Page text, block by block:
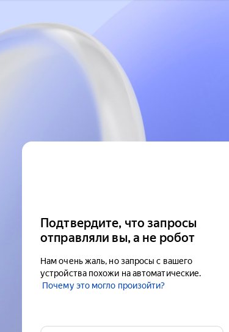
Подтвердите, что запросы
отправляли вы, а не робот
Нам очень жаль, но запросы с вашего
устройства похожи на автоматические.
Почему это могло произойти?